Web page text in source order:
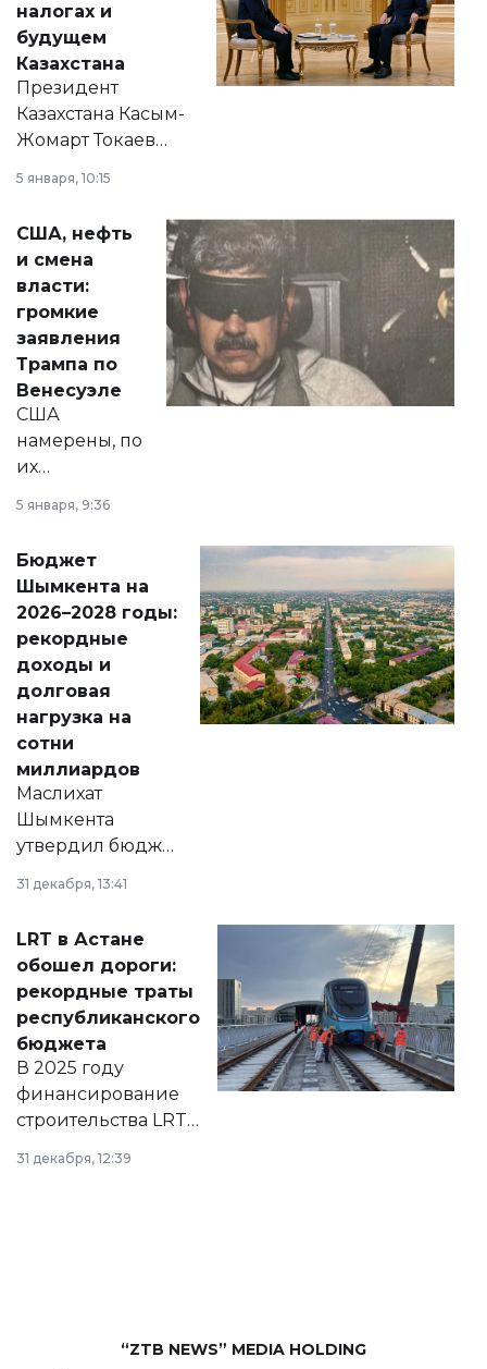
налогах и
будущем
Казахстана
Президент
Казахстана Касым-
Жомарт Токаев
сразу несколько
актуальных тем —
от слухов о
политических
реформах до
вопросов армии,
экономики и
личного здоровья.
5 января, 10:15
США, нефть
и смена
власти:
громкие
заявления
Трампа по
Венесуэле
США
намерены, по
их
принести
народу
Венесуэлы.
5 января, 9:36
Бюджет
Шымкента на
2026–2028 годы:
рекордные
доходы и
долговая
нагрузка на
сотни
миллиардов
Маслихат
Шымкента
утвердил бюджет
города на 2026–
2028 годы.
документ
появился в базе
нормативных
правовых актов и
на сайте маслихат
города.
31 декабря, 13:41
LRT в Астане
обошел дороги:
рекордные траты
республиканского
бюджета
В 2025 году
финансирование
строительства LRT
в Астане из
республиканского
31 декабря, 12:39
“ZTB NEWS” MEDIA HOLDING